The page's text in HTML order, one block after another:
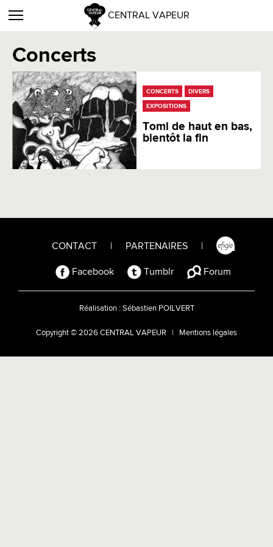
CENTRAL VAPEUR
Concerts
CONCERTS DIVERS
EXPOSITIONS
Tomi de haut en bas,
bientôt la fin
CONTACT PARTENAIRES
Facebook Tumblr Forum
Réalisation : Sébastien POILVERT
Copyright © 2026 CENTRAL VAPEUR | Mentions légales